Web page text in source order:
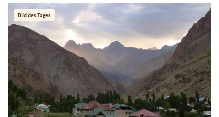
Bild des Tages